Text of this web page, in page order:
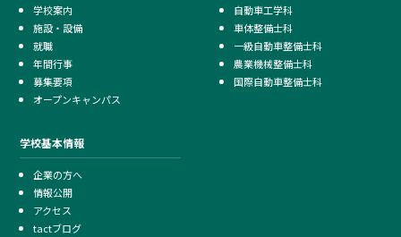
学校案内
施設・設備
就職
年間行事
募集要項
オープンキャンパス
自動車工学科
車体整備士科
一級自動車整備士科
農業機械整備士科
国際自動車整備士科
学校基本情報
企業の方へ
情報公開
アクセス
tactブログ